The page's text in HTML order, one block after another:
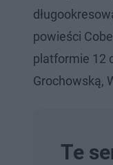
powieści
platformie 12
Grochowską,
Te